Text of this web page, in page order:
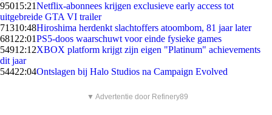
95015:21Netflix-abonnees krijgen exclusieve early access tot
uitgebreide GTA VI trailer
71310:48Hiroshima herdenkt slachtoffers atoombom, 81 jaar later
681 22:01PS5-doos waarschuwt voor einde fysieke games
54912:12XBOX platform krijgt zijn eigen "Platinum" achievements
dit jaar
54422:04Ontslagen bij Halo Studios na Campaign Evolved
▼ Advertentie door Refinery89